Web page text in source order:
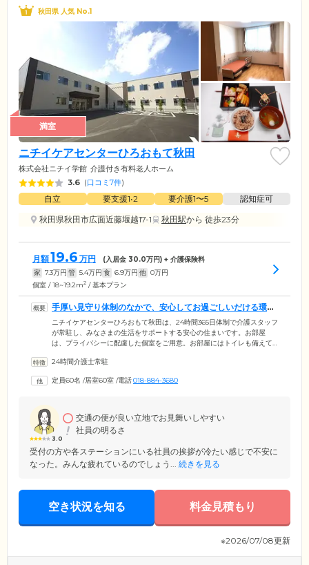
秋田県 人気 No.1
満室
ニチイケアセンターひろおもて秋田
株式会社ニチイ学館 介護付き有料老人ホーム
3.6 (口コミ7件)
自立 要支援1•2 要介護1〜5
認知症可
秋田県秋田市広面近藤堰越17-1
秋田駅から 徒歩23分
月額19.6 万円 (入居金 30.0万円) + 介護保険料
家 7.3万円 管 5.4万円 食 6.9万円 他 0万円
個室 / 18~19.2m2 / 基本プラン
手厚い見守り体制のなかで、安心してお過ごしいだける環境
です
ニチイケアセンターひろおもて秋田は、24時間365日体制で介護スタッフ
が常駐し、みなさまの生活をサポートする安心の住まいです。お部屋
は、プライバシーに配慮した個室をご用意。お部屋にはトイレも備えて
スペースである食堂は、ご入居のみなさまの憩いの場。おしゃべりや趣
槽も設置しており、お体の状態に合わせて快適に清潔を保つことが可能
過ごしください。
24時間介護士常駐
定員60名 /居室60室 /電話018-884-3680
3.0
交通の便が良い立地でお見舞いしやすい
社員の明るさ
受付の方や各ステーションにいる社員の挨拶が冷たい感じで不安に
なった。みんな疲れているのでしょう... 続きを見る
空き状況を知る 料金見積もり
※2026/07/08更新